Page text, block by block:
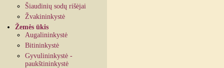
Šiaudinių sodų rišėjai
Žvakininkystė
Žemės ūkis
Augalininkystė
Bitininkystė
Gyvulininkystė -
paukštininkystė